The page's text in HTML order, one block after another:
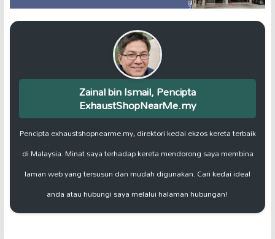
Zainal bin Ismail, Pencipta
ExhaustShopNearMe.my
Pencipta exhaustshopnearme.my, direktori kedai ekzos kereta terbaik
di Malaysia. Minat saya terhadap kereta mendorong saya membina
laman web yang tersusun dan mudah digunakan. Cari kedai ideal
anda atau hubungi saya melalui halaman hubungan!